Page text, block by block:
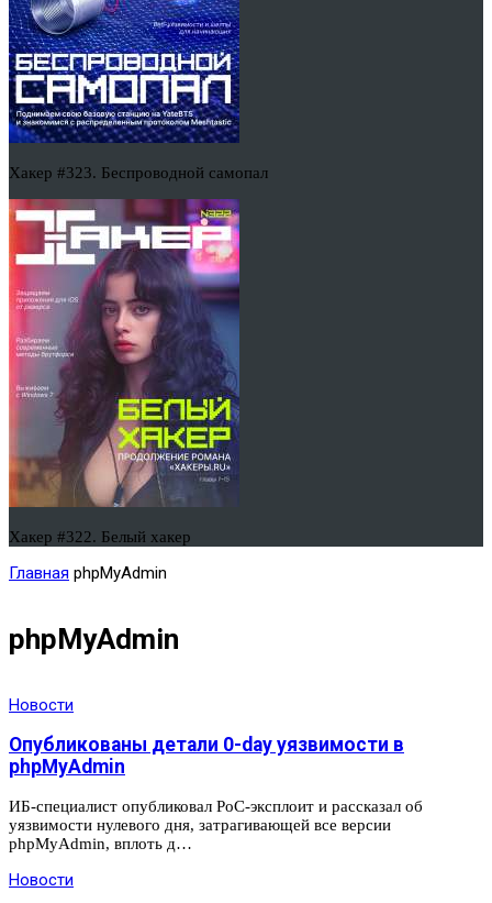
Хакер #323. Беспроводной самопал
Хакер #322. Белый хакер
Главная phpMyAdmin
phpMyAdmin
Новости
Опубликованы детали 0-day уязвимости в
phpMyAdmin
ИБ-специалист опубликовал PoC-эксплоит и рассказал об
уязвимости нулевого дня, затрагивающей все версии
phpMyAdmin, вплоть д…
Новости